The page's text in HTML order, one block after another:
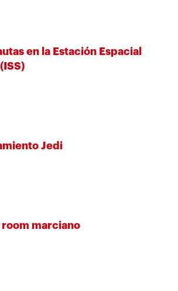
en la Estación Espacial
Jedi
room marciano